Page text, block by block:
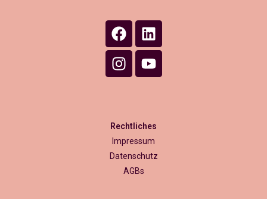
Rechtliches
Impressum
Datenschutz
AGBs